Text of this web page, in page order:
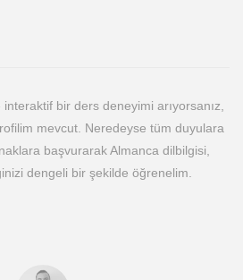
bir ders deneyimi arıyorsanız,
mevcut. Neredeyse tüm duyulara
başvurarak Almanca dilbilgisi,
dengeli bir şekilde öğrenelim.